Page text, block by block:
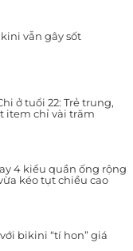
vẫn gây sốt
ở tuổi 22: Trẻ trung,
item chỉ vài trăm
4 kiểu quần ống rộng
kéo tụt chiều cao
bikini “tí hon” giá